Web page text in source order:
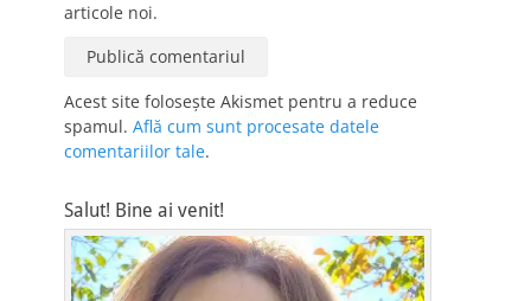
articole noi.
Acest site folosește Akismet pentru a reduce
spamul. Află cum sunt procesate datele
comentariilor tale.
Salut! Bine ai venit!